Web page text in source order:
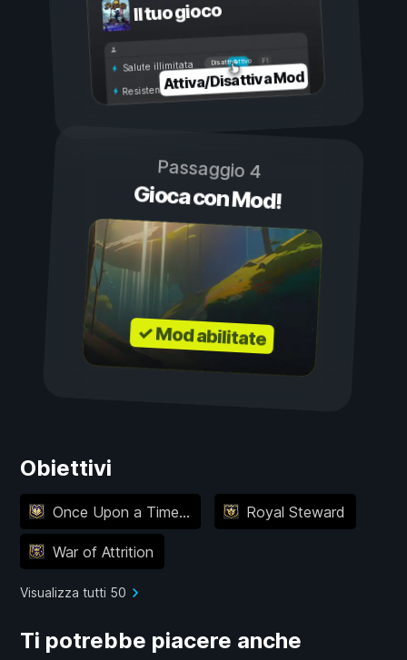
Il tuo gioco
Attivo
Disattivo
Salute illimitata
Resistenza illimitata
Attiva/Disattiva Mod
Passaggio 4
Gioca con Mod!
✓ Mod abilitate
Obiettivi
Once Upon a Time... Royal Steward
War of Attrition
Visualizza tutti 50
Ti potrebbe piacere anche